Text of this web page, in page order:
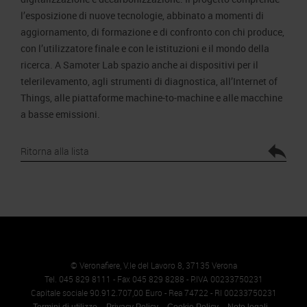
l’esposizione di nuove tecnologie, abbinato a momenti di
aggiornamento, di formazione e di confronto con chi produce,
con l’utilizzatore finale e con le istituzioni e il mondo della
ricerca. A Samoter Lab spazio anche ai dispositivi per il
telerilevamento, agli strumenti di diagnostica, all’Internet of
Things, alle piattaforme machine-to-machine e alle macchine
a basse emissioni.
Ritorna alla lista
© Veronafiere, V.le del Lavoro 8, 37135 Verona
Tel. 045 829 8111 - Fax 045 829 8288 - P.IVA 00233750231
Capitale sociale 90.912.707,00 Euro - Rea 74722 - RI 00233750231